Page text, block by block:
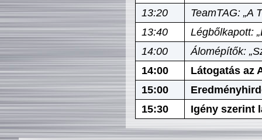
13:20
TeamTAG: „A
13:40
Légbőlkapott:
14:00
Álomépítők:
14:00
Látogatás az
15:00
15:30
Igény szerint